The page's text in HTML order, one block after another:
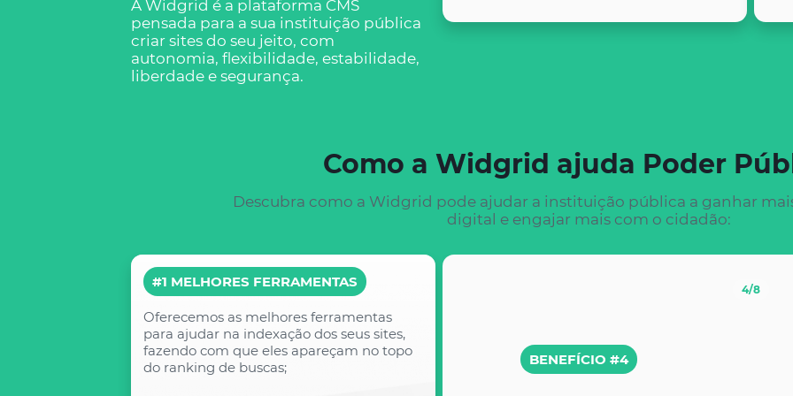
A Widgrid é a plataforma CMS
pensada para a sua instituição pública
criar sites do seu jeito, com
autonomia, flexibilidade, estabilidade,
liberdade e segurança.
Como a Widgrid ajuda Poder
Descubra como a Widgrid pode ajudar a instituição pública a ganhar
digital e engajar mais com o cidadão:
BENEFÍCIO #4
4/8
#1 MELHORES FERRAMENTAS
Oferecemos as melhores ferramentas
para ajudar na indexação dos seus sites,
fazendo com que eles apareçam no topo
do ranking de buscas;